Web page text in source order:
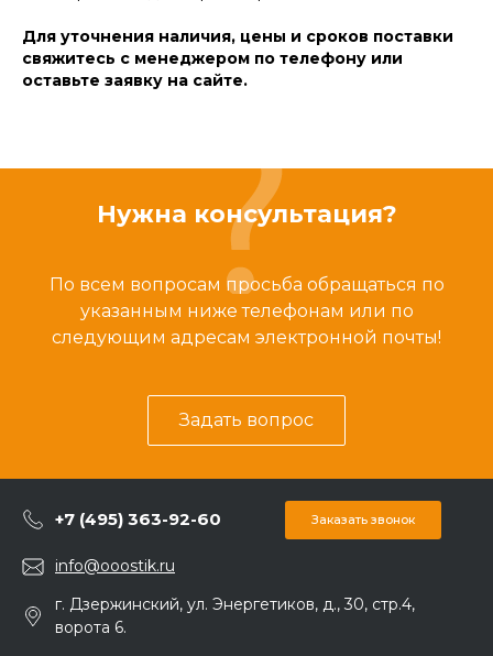
Для уточнения наличия, цены и сроков поставки
свяжитесь с менеджером по телефону или
оставьте заявку на сайте.
Нужна консультация?
По всем вопросам просьба обращаться по
указанным ниже телефонам или по
следующим адресам электронной почты!
Задать вопрос
+7 (495) 363-92-60 Заказать звонок
info@ooostik.ru
г. Дзержинский, ул. Энергетиков, д., 30, стр.4,
ворота 6.